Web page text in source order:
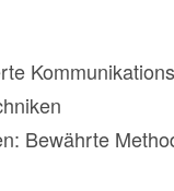
Bewährte